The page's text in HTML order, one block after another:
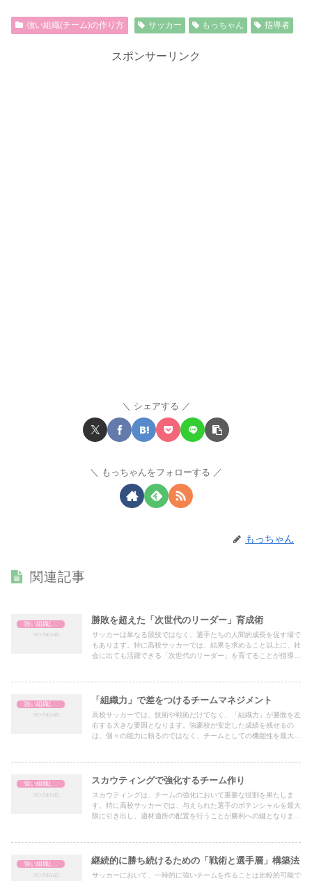
強い組織(チーム)の作り方 サッカー もっちゃん 指導者
スポンサーリンク
シェアする
もっちゃんをフォローする
もっちゃん
関連記事
勝敗を超えた「次世代のリーダー」育成術
サッカーは単なる競技ではなく、選手たちの人間的成長を促す場で
もあります。特に高校サッカーでは、結果を求めること以上に、社
会に出ても活躍できる「次世代のリーダー」を育てることが指導者
「組織力」で差をつけるチームマネジメント
高校サッカーでは、技術や戦術だけでなく、「組織力」が勝敗を左
右する大きな要因となります。強豪校が安定した成績を残せるの
は、個々の能力に頼るのではなく、チームとしての機能性を最大限
強い組織(チーム)の作り方 スカウティングで強化するチーム作り
スカウティングは、チームの強化において重要な役割を果たしま
す。特に高校サッカーでは、与えられた選手のポテンシャルを最大
限に引き出し、適材適所の配置を行うことが勝利への鍵となりま
強い組織(チーム)の作り方 継続的に勝ち続けるための「戦術と選手層」構築法
サッカーにおいて、一時的に強いチームを作ることは比較的可能で